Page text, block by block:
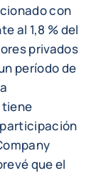
con
al 1,8 % del
privados
período de
tiene
que el